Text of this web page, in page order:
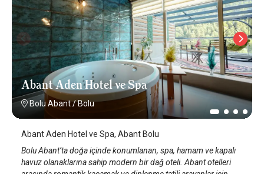
Abant Aden Hotel ve Spa
Bolu Abant/Bolu
Abant Aden Hotel ve Spa, Abant Bolu
Bolu Abant’ta doğa içinde konumlanan, spa, hamam ve kapalı
havuz olanaklarına sahip modern bir dağ oteli. Abant otelleri